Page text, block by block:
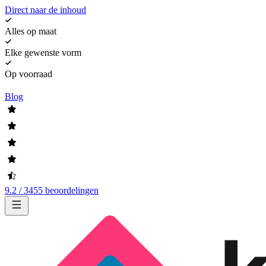
Direct naar de inhoud
Alles op maat
Elke gewenste vorm
Op voorraad
Blog
9.2 / 3455 beoordelingen